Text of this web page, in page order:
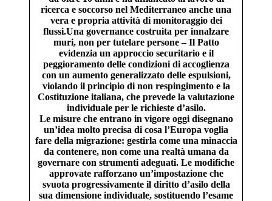
ricerca e soccorso nel Mediterraneo anche una
vera e propria attività di monitoraggio dei
flussi.Una governance costruita per innalzare
muri, non per tutelare persone – Il Patto
evidenzia un approccio securitario e il
peggioramento delle condizioni di accoglienza
con un aumento generalizzato delle espulsioni,
violando il principio di non respingimento e la
Costituzione italiana, che prevede la valutazione
individuale per le richieste d’asilo.
Le misure che entrano in vigore oggi disegnano
un’idea molto precisa di cosa l’Europa voglia
fare della migrazione: gestirla come una minaccia
da contenere, non come una realtà umana da
governare con strumenti adeguati. Le modifiche
approvate rafforzano un’impostazione che
svuota progressivamente il diritto d’asilo della
sua dimensione individuale, sostituendo l’esame